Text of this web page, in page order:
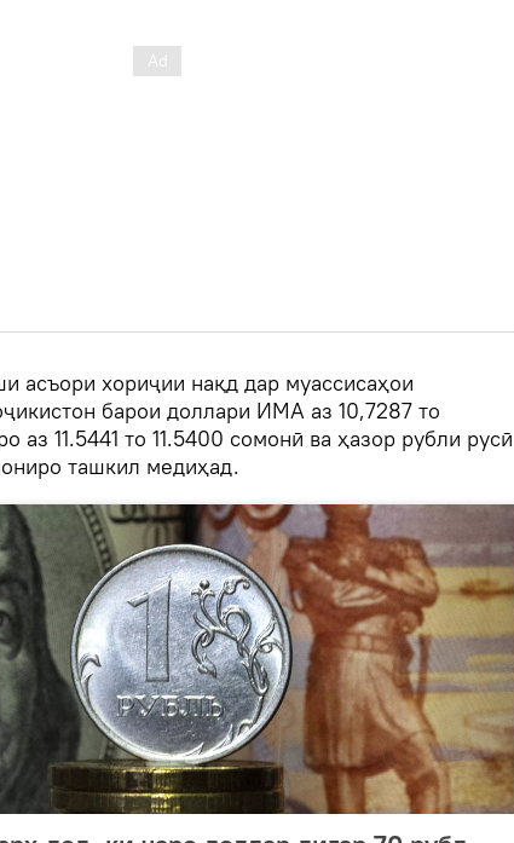
асъори хориҷии нақд дар муассиcаҳои
барои доллари ИМА аз 10,7287 то
аз 11.5441 то 11.5400 сомонӣ ва ҳазор рубли русӣ
ташкил медиҳад.